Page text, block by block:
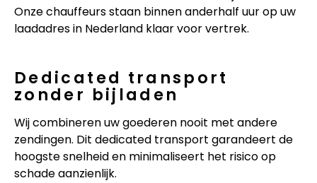
Onze chauffeurs staan binnen anderhalf uur op uw
laadadres in Nederland klaar voor vertrek.
Dedicated transport
zonder bijladen
Wij combineren uw goederen nooit met andere
zendingen. Dit dedicated transport garandeert de
hoogste snelheid en minimaliseert het risico op
schade aanzienlijk.